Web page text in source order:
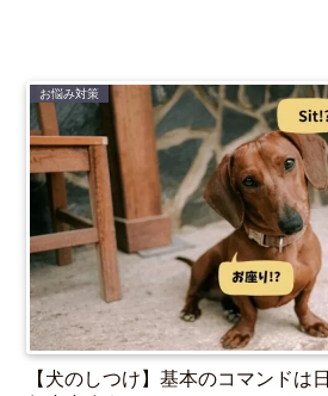
お悩み対策
【犬のしつけ】基本のコマンドは